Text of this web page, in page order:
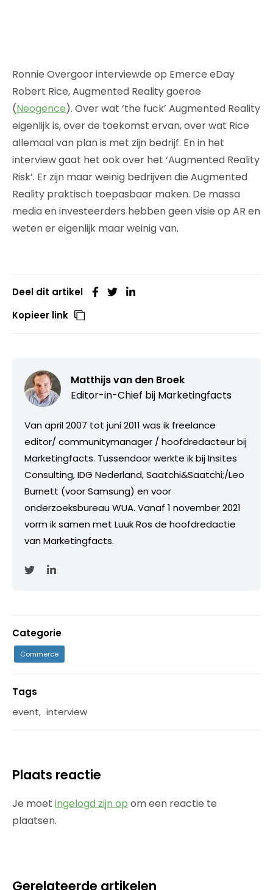
Ronnie Overgoor interviewde op Emerce eDay
Robert Rice, Augmented Reality goeroe
(Neogence). Over wat ‘the fuck’ Augmented Reality
eigenlijk is, over de toekomst ervan, over wat Rice
allemaal van plan is met zijn bedrijf. En in het
interview gaat het ook over het ‘Augmented Reality
Risk’. Er zijn maar weinig bedrijven die Augmented
Reality praktisch toepasbaar maken. De massa
media en investeerders hebben geen visie op AR en
weten er eigenlijk maar weinig van.
Deel dit artikel
Kopieer link
Matthijs van den Broek
Editor-in-Chief bij Marketingfacts
Van april 2007 tot juni 2011 was ik freelance
editor/ communitymanager / hoofdredacteur bij
Marketingfacts. Tussendoor werkte ik bij Insites
Consulting, IDG Nederland, Saatchi&Saatchi;/Leo
Burnett (voor Samsung) en voor
onderzoeksbureau WUA. Vanaf 1 november 2021
vorm ik samen met Luuk Ros de hoofdredactie
van Marketingfacts.
Categorie
Commerce
Tags
event, interview
Plaats reactie
Je moet ingelogd zijn op om een reactie te
plaatsen.
Gerelateerde artikelen